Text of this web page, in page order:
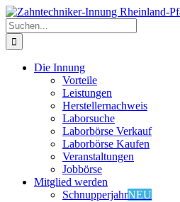
Zum
Inhalt
springen
Suche
nach:
Die Innung
Vorteile
Leistungen
Herstellernachweis
Laborsuche
Laborbörse Verkauf
Laborbörse Kaufen
Veranstaltungen
Jobbörse
Mitglied werden
SchnupperjahrNEU